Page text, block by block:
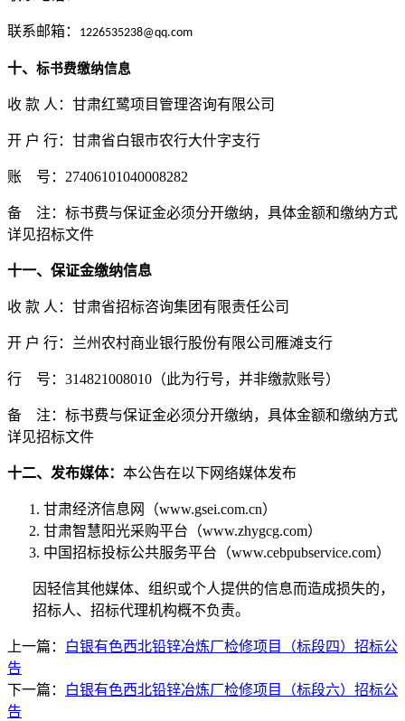
联系邮箱： 1226535238@qq.com
十、 标书费缴纳信息
收 款 人：甘肃红鹭项目管理咨询有限公司
开 户 行：甘肃省白银市农行大什字支行
账 号： 27406101040008282
备
注：标书费与保证金必须分开缴纳，具体金额和缴纳方式
详见招标文件
十一、保证金缴纳信息
收 款 人： 甘肃省招标咨询集团有限责任公司
开 户 行： 兰州农村商业银行股份有限公司雁滩支行
行 号： 314821008010 （此为行号，并非缴款账号）
备
注：标书费与保证金必须分开缴纳，具体金额和缴纳方式
详见招标文件
十二、发布媒体： 本公告在以下网络媒体发布
甘肃经济信息网（www.gsei.com.cn）
甘肃智慧阳光采购平台（www.zhygcg.com）
中国招标投标公共服务平台（www.cebpubservice.com）
因轻信其他媒体、组织或个人提供的信息而造成损失的，
招标人、招标代理机构概不负责。
上一篇：
白银有色西北铅锌冶炼厂检修项目（标段四）招标公
告
下一篇：
白银有色西北铅锌冶炼厂检修项目（标段六）招标公
告